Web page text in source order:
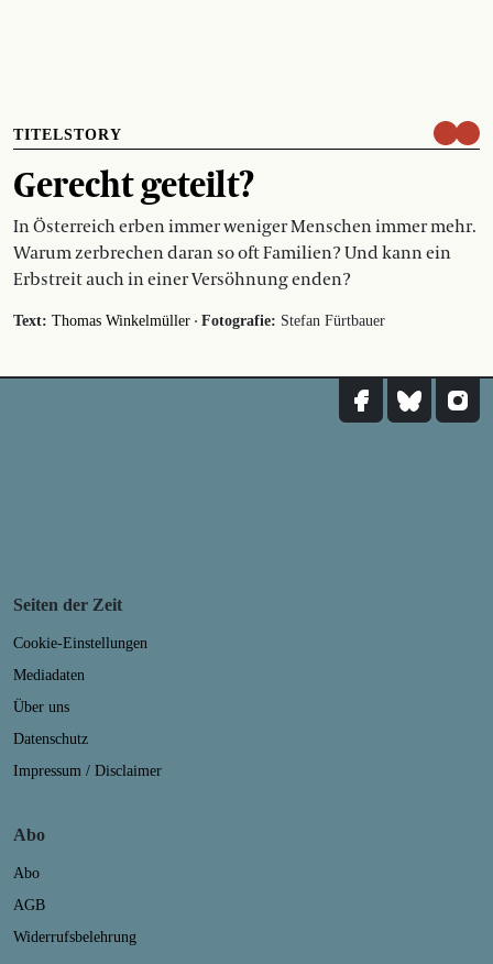
TITELSTORY
Gerecht geteilt?
In Österreich erben immer weniger Menschen immer mehr.
Warum zerbrechen daran so oft Familien? Und kann ein
Erbstreit auch in einer Versöhnung enden?
Text: Thomas Winkelmüller · Fotografie: Stefan Fürtbauer
Seiten der Zeit
Cookie-Einstellungen
Mediadaten
Über uns
Datenschutz
Impressum / Disclaimer
Abo
Abo
AGB
Widerrufsbelehrung